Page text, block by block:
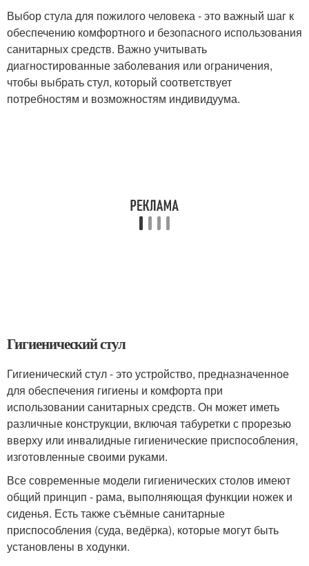
Выбор стула для пожилого человека - это важный шаг к
обеспечению комфортного и безопасного использования
санитарных средств. Важно учитывать
диагностированные заболевания или ограничения,
чтобы выбрать стул, который соответствует
потребностям и возможностям индивидуума.
Гигиенический стул
Гигиенический стул - это устройство, предназначенное
для обеспечения гигиены и комфорта при
использовании санитарных средств. Он может иметь
различные конструкции, включая табуретки с прорезью
вверху или инвалидные гигиенические приспособления,
изготовленные своими руками.
Все современные модели гигиенических столов имеют
общий принцип - рама, выполняющая функции ножек и
сиденья. Есть также съёмные санитарные
приспособления (суда, ведёрка), которые могут быть
установлены в ходунки.